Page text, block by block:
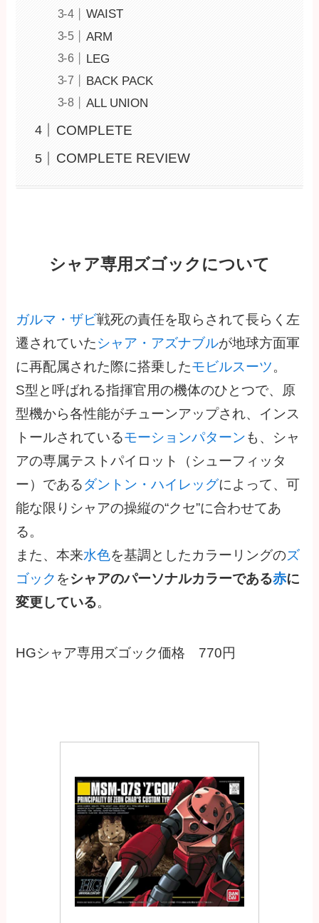
WAIST
ARM
LEG
BACK PACK
ALL UNION
COMPLETE
COMPLETE REVIEW
シャア専用ズゴックについて
ガルマ・ザビ戦死の責任を取らされて長らく左
遷されていたシャア・アズナブルが地球方面軍
に再配属された際に搭乗したモビルスーツ。
S型と呼ばれる指揮官用の機体のひとつで、原
型機から各性能がチューンアップされ、インス
トールされているモーションパターンも、シャ
アの専属テストパイロット（シューフィッタ
ー）であるダントン・ハイレッグによって、可
能な限りシャアの操縦の“クセ”に合わせてあ
る。
また、本来水色を基調としたカラーリングのズ
ゴック をシャアのパーソナルカラーである赤に
変更している。
HGシャア専用ズゴック価格 770円